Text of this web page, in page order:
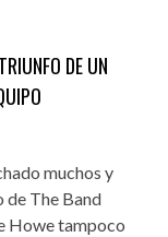
DE UN
muchos y
de The Band
Howe tampoco